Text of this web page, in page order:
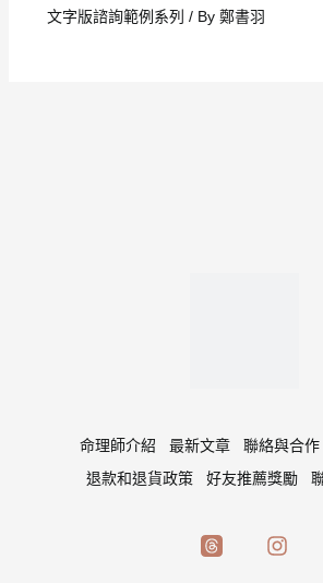
文字版諮詢範例系列 / By 鄭書羽
命理師介紹 最新文章 聯絡與合作
退款和退貨政策
好友推薦獎勵